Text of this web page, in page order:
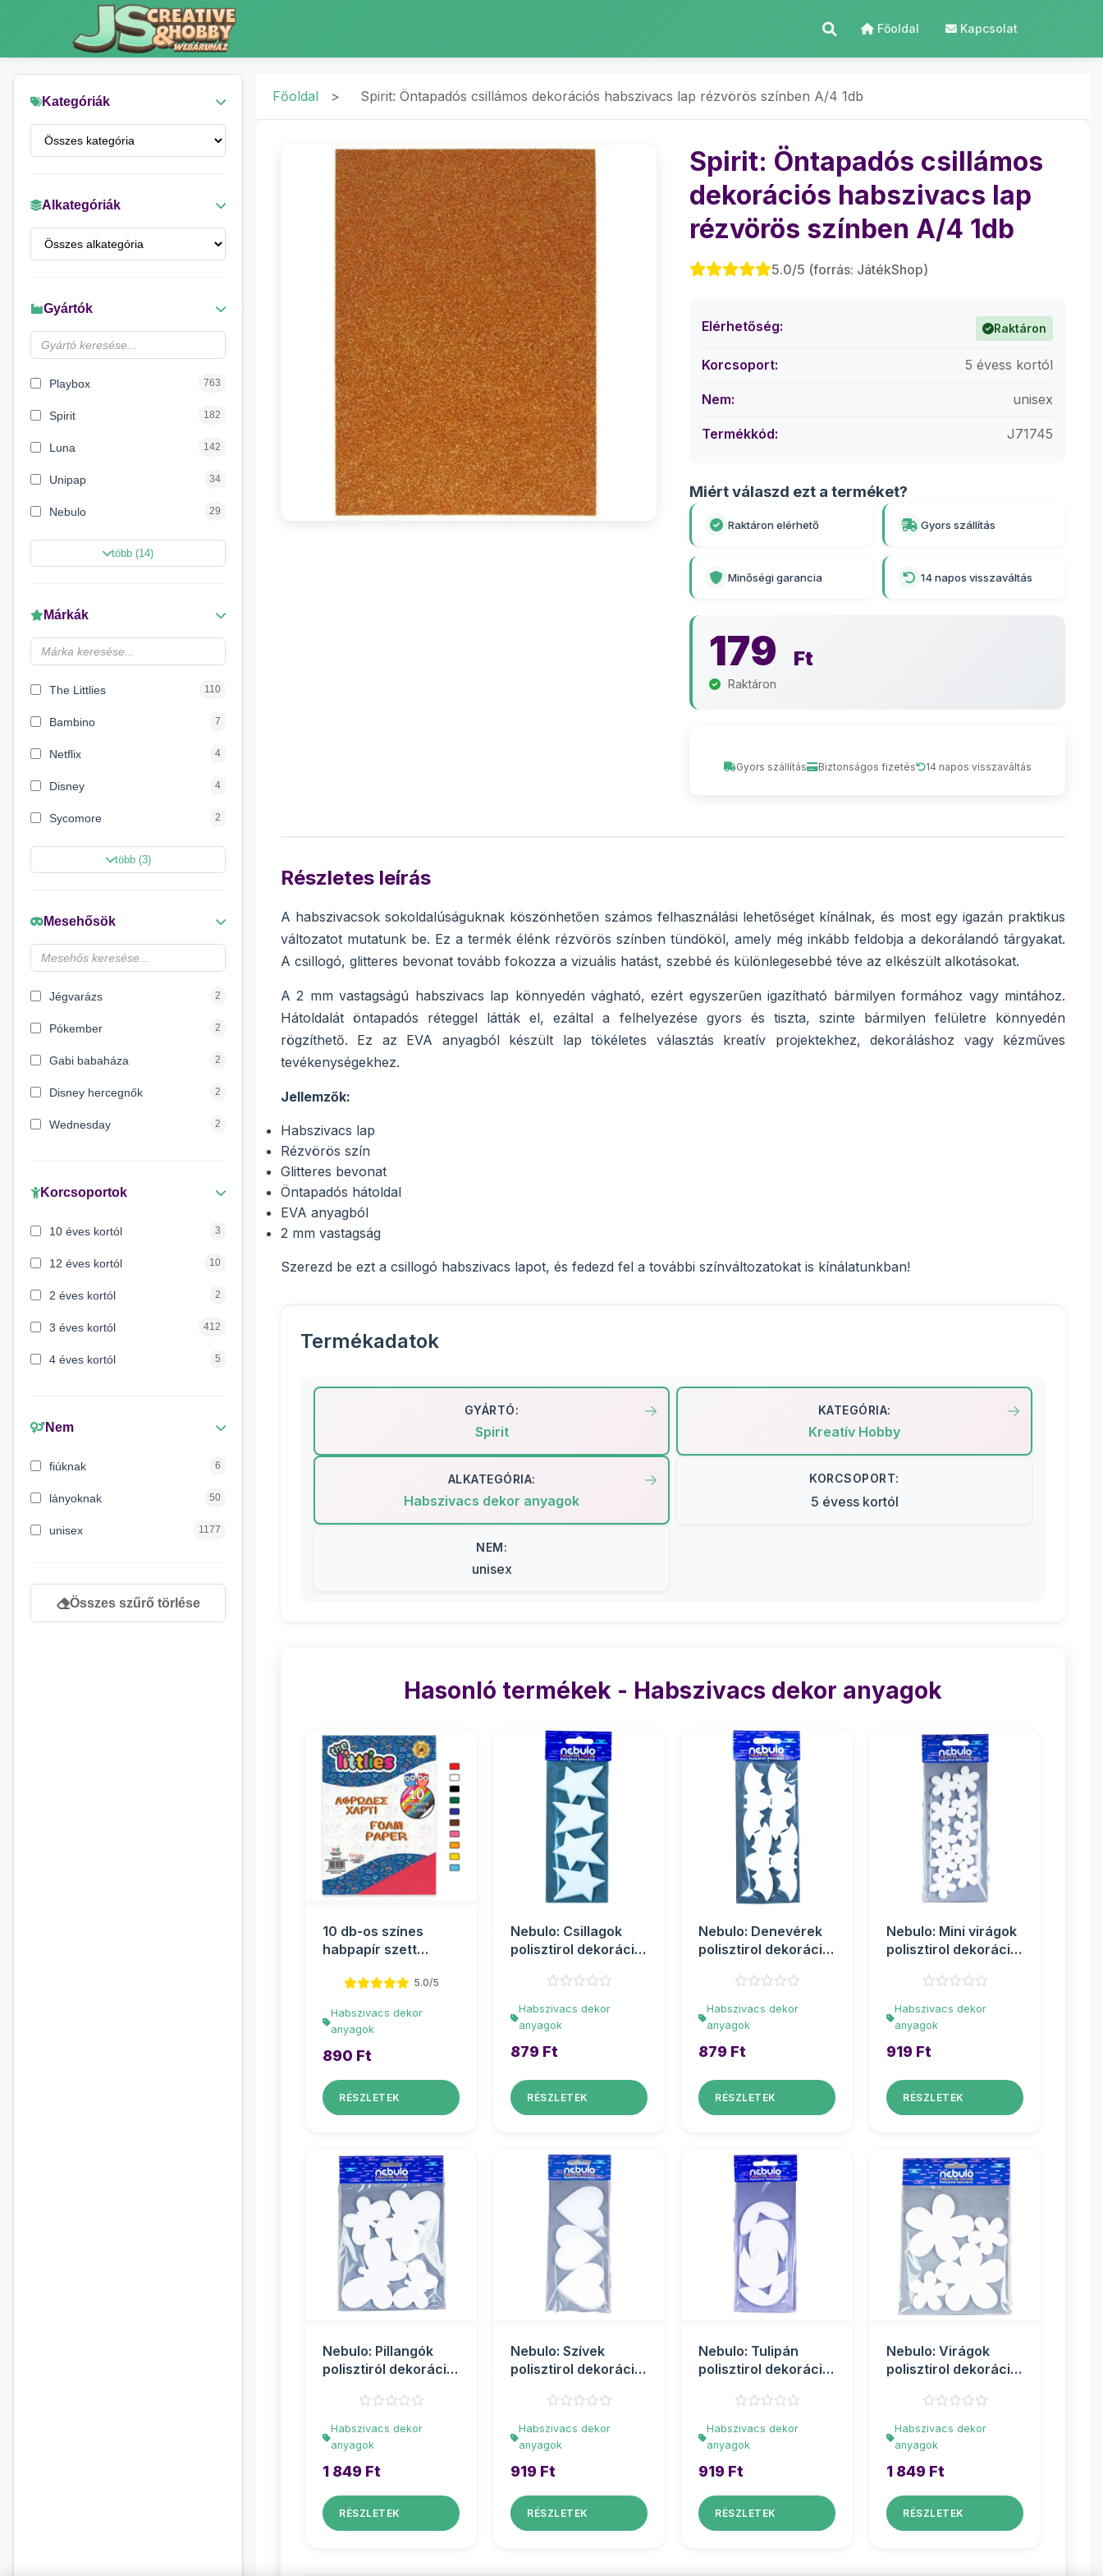
Főoldal Kapcsolat
Kategóriák
Alkategóriák
Gyártók
Playbox 763
Spirit 182
Luna 142
Unipap 34
Nebulo 29
Magic Toys 26
LENA
Make it Real 5
több (14)
Márkák
The Littlies 110
Bambino 7
Netflix 4
Disney 4
Sycomore 2
Marvel Szuperhősök 2
Beauty World
Creative Line 2
több (3)
Mesehősök
Jégvarázs 2
Pókember 2
Gabi babaháza 2
Disney hercegnők 2
Wednesday 2
Verdák 1
Korcsoportok
10 éves kortól 3
12 éves kortól 10
2 éves kortól 2
3 éves kortól 412
4 éves kortól 5
6 éves kortól 428
Nem
fiúknak 6
lányoknak 50
unisex 1177
Összes szűrő törlése
Főoldal > Spirit: Öntapadós csillámos dekorációs habszivacs lap rézvörös színben A/4 1db
Spirit: Öntapadós csillámos
dekorációs habszivacs lap
rézvörös színben A/4 1db
5.0/5 (forrás: JátékShop)
Elérhetőség: Raktáron
Korcsoport: 5 évess kortól
Nem: unisex
Termékkód: J71745
Miért válaszd ezt a terméket?
Raktáron elérhető Gyors szállítás
Minőségi garancia 14 napos visszaváltás
179 Ft
Raktáron
Gyors szállítás Biztonságos fizetés 14 napos visszaváltás
Részletes leírás
A habszivacsok sokoldalúságuknak köszönhetően számos felhasználási lehetőséget kínálnak, és most egy igazán praktikus
változatot mutatunk be. Ez a termék élénk rézvörös színben tündököl, amely még inkább feldobja a dekorálandó tárgyakat.
A csillogó, glitteres bevonat tovább fokozza a vizuális hatást, szebbé és különlegesebbé téve az elkészült alkotásokat.
A 2 mm vastagságú habszivacs lap könnyedén vágható, ezért egyszerűen igazítható bármilyen formához vagy mintához.
Hátoldalát öntapadós réteggel látták el, ezáltal a felhelyezése gyors és tiszta, szinte bármilyen felületre könnyedén
rögzíthető. Ez az EVA anyagból készült lap tökéletes választás kreatív projektekhez, dekoráláshoz vagy kézműves
tevékenységekhez.
Jellemzők:
Habszivacs lap
Rézvörös szín
Glitteres bevonat
Öntapadós hátoldal
EVA anyagból
2 mm vastagság
Szerezd be ezt a csillogó habszivacs lapot, és fedezd fel a további színváltozatokat is kínálatunkban!
Termékadatok
GYÁRTÓ:
Spirit
KATEGÓRIA:
Kreatív Hobby
ALKATEGÓRIA:
Habszivacs dekor anyagok
KORCSOPORT:
5 évess kortól
NEM:
unisex
Hasonló termékek - Habszivacs dekor anyagok
10 db-os színes
habpapír szett
5.0/5
Habszivacs dekor
anyagok
890 Ft
RÉSZLETEK
Nebulo: Csillagok
polisztirol dekoráció
Habszivacs dekor
anyagok
879 Ft
RÉSZLETEK
Nebulo: Denevérek
polisztirol dekoráció
Habszivacs dekor
anyagok
879 Ft
RÉSZLETEK
Nebulo: Mini virágok
polisztirol dekoráció
Habszivacs dekor
anyagok
919 Ft
RÉSZLETEK
Nebulo: Pillangók
polisztiról dekoráció
Habszivacs dekor
anyagok
1 849 Ft
RÉSZLETEK
Nebulo: Szívek
polisztirol dekoráció
Habszivacs dekor
anyagok
919 Ft
RÉSZLETEK
Nebulo: Tulipán
polisztirol dekoráció
Habszivacs dekor
anyagok
919 Ft
RÉSZLETEK
Nebulo: Virágok
polisztirol dekoráció
Habszivacs dekor
anyagok
1 849 Ft
RÉSZLETEK